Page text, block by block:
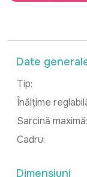
Date
Tip:
Înălțime
Sarcină maximă:
Cadru:
Dimensiuni